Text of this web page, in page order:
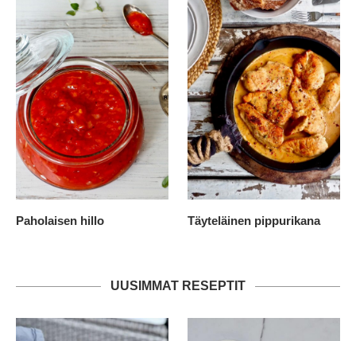
Paholaisen hillo Täyteläinen pippurikana
UUSIMMAT RESEPTIT